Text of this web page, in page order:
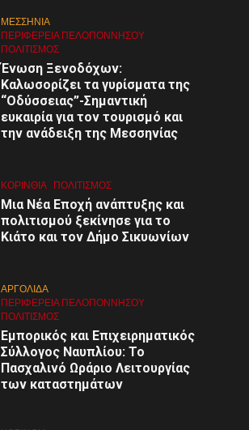
ΜΕΣΣΗΝΙΑ
ΠΕΡΙΦΈΡΕΙΑ ΠΕΛΟΠΟΝΝΉΣΟΥ
ΠΟΛΙΤΙΣΜΌΣ
Ένωση Ξενοδόχων:
Καλωσορίζει τα γυρίσματα της
“Οδύσσειας”-Σημαντική
ευκαιρία για τον τουρισμό και
την ανάδειξη της Μεσσηνίας
ΚΟΡΙΝΘΊΑ ΠΟΛΙΤΙΣΜΌΣ
Μια Νέα Εποχή ανάπτυξης και
πολιτισμού ξεκίνησε για το
Κιάτο και τον Δήμο Σικυωνίων
ΑΡΓΟΛΙΔΑ
ΠΕΡΙΦΈΡΕΙΑ ΠΕΛΟΠΟΝΝΉΣΟΥ
ΠΟΛΙΤΙΣΜΌΣ
Εμπορικός και Επιχειρηματικός
Σύλλογος Ναυπλίου: Το
Πασχαλινό Ωράριο Λειτουργίας
των καταστημάτων
ΠΕΡΙΦΈΡΕΙΑ ΠΕΛΟΠΟΝΝΉΣΟΥ
Εκδήλωση στο Άργος: «Εφηβική
ψυχολογία: Κατανόηση –
Διαχείριση – Υποστήριξη»
ΚΟΡΙΝΘΊΑ
ΠΕΡΙΦΈΡΕΙΑ ΠΕΛΟΠΟΝΝΉΣΟΥ ΥΓΕΙΑ
Γυμνάσιο Κορίνθου
ΚΟΡΙΝΘΊΑ
«Πανελλήνια Κινητοποίηση για
τα Τέμπη την 28η Φεβρουαρίου
2025»
ΑΡΓΟΛΙΔΑ
ΠΕΡΙΦΈΡΕΙΑ ΠΕΛΟΠΟΝΝΉΣΟΥ